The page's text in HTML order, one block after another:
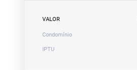
VALOR
Condomínio
IPTU